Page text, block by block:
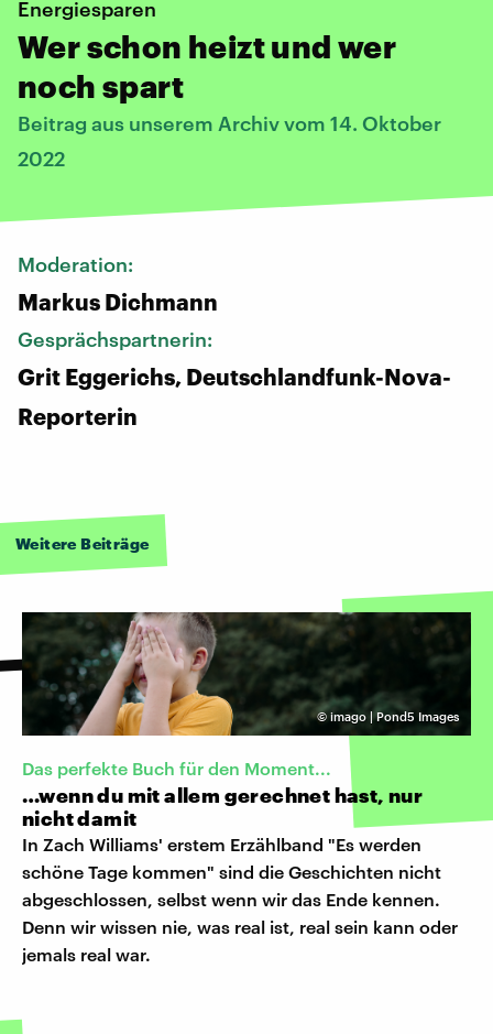
Energiesparen
Wer schon heizt und wer
noch spart
Beitrag aus unserem Archiv vom 14. Oktober
2022
Moderation:
Markus Dichmann
Gesprächspartnerin:
Grit Eggerichs, Deutschlandfunk-Nova-
Reporterin
Weitere Beiträge
© imago | Pond5 Images
Das perfekte Buch für den Moment...
…wenn du mit allem gerechnet hast, nur
nicht damit
In Zach Williams' erstem Erzählband "Es werden
schöne Tage kommen" sind die Geschichten nicht
abgeschlossen, selbst wenn wir das Ende kennen.
Denn wir wissen nie, was real ist, real sein kann oder
jemals real war.